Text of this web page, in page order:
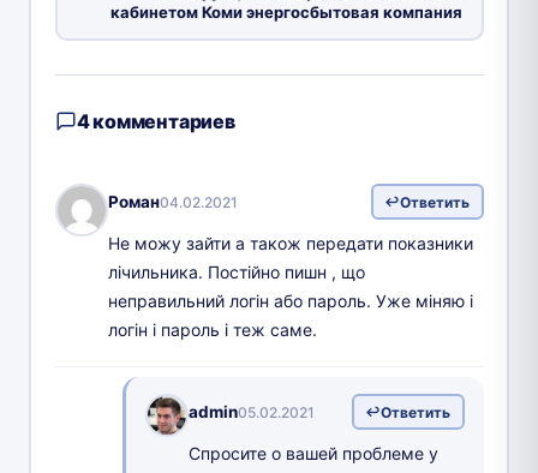
кабинетом Коми энергосбытовая компания
4 комментариев
Роман04.02.2021 Ответить
Не можу зайти а також передати показники
лічильника. Постійно пишн , що
неправильний логін або пароль. Уже міняю і
логін і пароль і теж саме.
admin05.02.2021 Ответить
Спросите о вашей проблеме у